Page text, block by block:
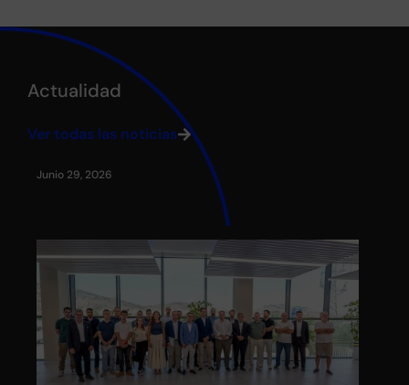
Actualidad
Ver todas las noticias
Junio 29, 2026